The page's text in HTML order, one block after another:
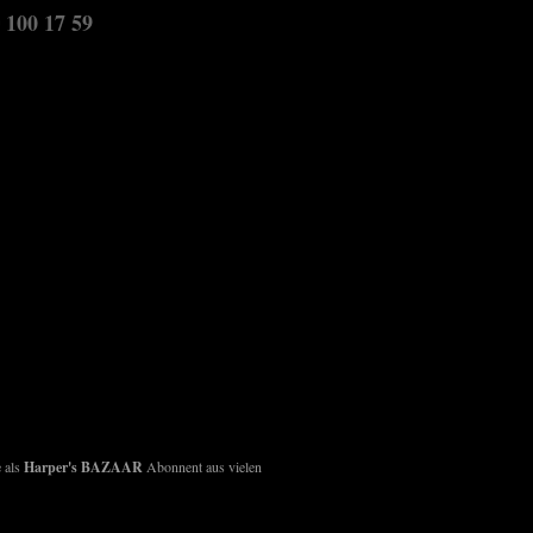
17 59
Harper's BAZAAR Abonnent aus vielen